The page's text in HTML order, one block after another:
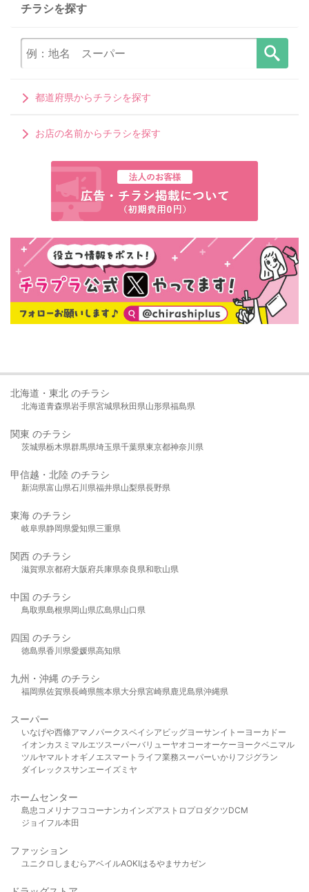
チラシを探す
都道府県からチラシを探す
お店の名前からチラシを探す
北海道・東北 のチラシ
北海道青森県岩手県宮城県秋田県山形県福島県
関東 のチラシ
茨城県栃木県群馬県埼玉県千葉県東京都神奈川県
甲信越・北陸 のチラシ
新潟県富山県石川県福井県山梨県長野県
東海 のチラシ
岐阜県静岡県愛知県三重県
関西 のチラシ
滋賀県京都府大阪府兵庫県奈良県和歌山県
中国 のチラシ
鳥取県島根県岡山県広島県山口県
四国 のチラシ
徳島県香川県愛媛県高知県
九州・沖縄 のチラシ
福岡県佐賀県長崎県熊本県大分県宮崎県鹿児島県沖縄県
スーパー
いなげや西條アマノパークスベイシア ビッグヨーサンイトーヨーカドー
イオンカスミ マルエツスーパーバリューヤオコーオーケー ヨークベニマル
ツルヤマルト オギノ エスマート ライフ業務スーパーいかり フジグラン
ダイレックスサンエーイズミヤ
ホームセンター
島忠 コメリ ナフコ コーナンカインズアストロプロダクツDCM
ジョイフル本田
ファッション
ユニクロ しまむら アベイルAOKIはるやま サカゼン